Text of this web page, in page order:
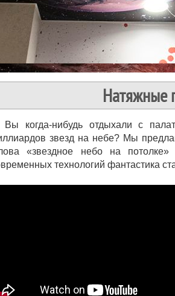
Натяжные
Вы когда-нибудь отдыхали с
звезд на небе? Мы
«звездное небо на
технологий фантастика